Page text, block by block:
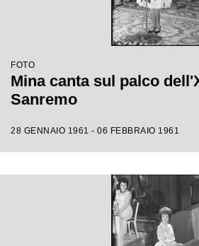
FOTO
Mina canta sul palco
Sanremo
28 GENNAIO 1961 - 06 FEBBRAIO 1961